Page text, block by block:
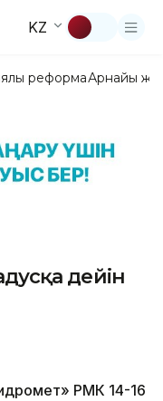
KZ
реформаАрнайы
дейін
РМК 14-16